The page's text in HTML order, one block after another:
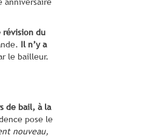
révision du
Il n’y a
le bailleur.
de bail, à la
pose le
nouveau,